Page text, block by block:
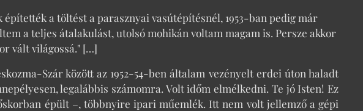
a töltést a parasznyai vasútépítésnél, 1953-ban pedig már
a teljes átalakulást, utolsó mohikán voltam magam is. Persze akkor
vált világossá." […]
Szár között az 1952-54-ben általam vezényelt erdei úton haladt
legalábbis számomra. Volt időm elmélkedni. Te jó Isten! Ez
épült –, többnyire ipari műemlék. Itt nem volt jellemző a gépi